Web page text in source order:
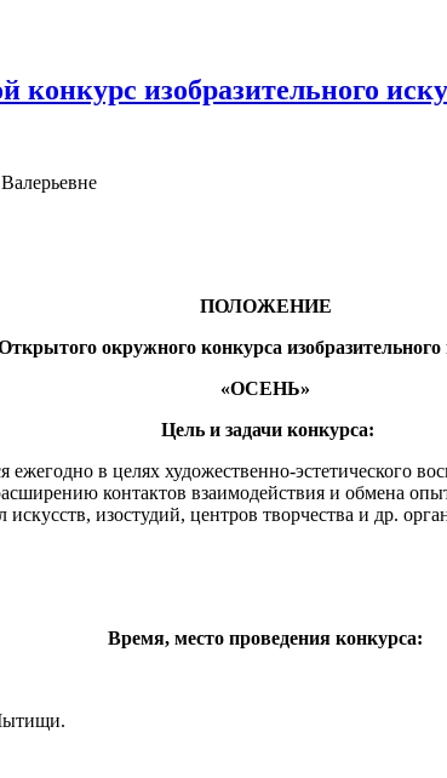
изобразительного
ПОЛОЖЕНИЕ
окружного конкурса изобразительного
«ОСЕНЬ»
Цель и задачи конкурса:
в целях художественно-эстетического
контактов взаимодействия и обмена
изостудий, центров творчества и др.
Время, место проведения конкурса: